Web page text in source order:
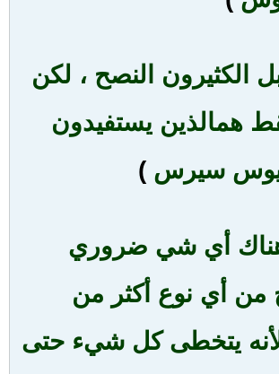
الكثيرون النصح ، لكن
همالذين يستفيدون
سيرس )
أي شي ضروري
من أي نوع أكثر من
لأنه يتخطى كل شيء حتى